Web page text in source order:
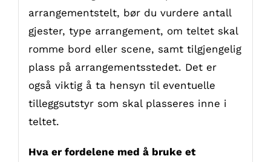
arrangementstelt, bør du vurdere antall
gjester, type arrangement, om teltet skal
romme bord eller scene, samt tilgjengelig
plass på arrangementsstedet. Det er
også viktig å ta hensyn til eventuelle
tilleggsutstyr som skal plasseres inne i
teltet.
Hva er fordelene med å bruke et